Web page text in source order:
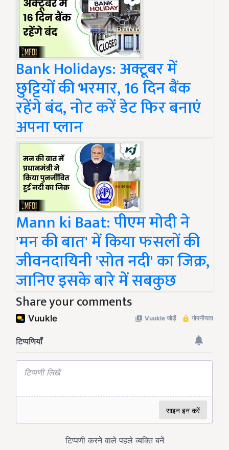
Bank Holidays: अक्टूबर में
छुट्टियों की भरमार, 16 दिन बैंक
रहेंगे बंद, नोट करें डेट फिर बनाएं
अपना प्लान
Mann ki Baat: पीएम मोदी ने
'मन की बात' में किया फसलों की
जीवनदायिनी 'सोत नदी' का जिक्र,
जानिए इसके बारे में सबकुछ
Share your comments